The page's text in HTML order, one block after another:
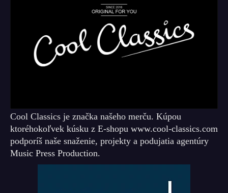
Cool Classics je značka našeho merču. Kúpou
ktoréhokoľvek kúsku z E-shopu www.cool-classics.com
podporíš naše snaženie, projekty a podujatia agentúry
Music Press Production.